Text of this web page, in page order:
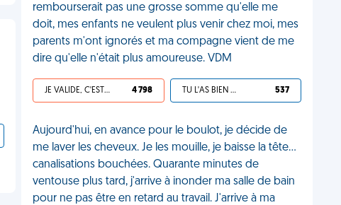
rembourserait pas une grosse somme qu'elle me
doit, mes enfants ne veulent plus venir chez moi, mes
parents m'ont ignorés et ma compagne vient de me
dire qu'elle n'était plus amoureuse. VDM
JE VALIDE, C'EST UNE VDM 4 798 TU L'AS BIEN MÉRITÉ 537
Aujourd'hui, en avance pour le boulot, je décide de
me laver les cheveux. Je les mouille, je baisse la tête…
canalisations bouchées. Quarante minutes de
ventouse plus tard, j'arrive à inonder ma salle de bain
pour ne pas être en retard au travail. J'arrive à ma